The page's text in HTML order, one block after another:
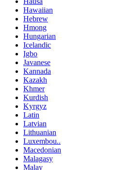
Hawaiian
Hebrew
Hmong
Hungarian
Icelandic
Igbo
Javanese
Kannada
Kazakh
Khmer
Kurdish
Kyrgyz
Latin
Latvian
Lithuanian
Luxembou..
Macedonian
Malagasy
Malay